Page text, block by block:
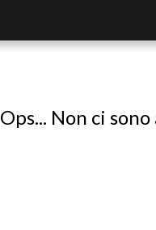
Ops... Non ci